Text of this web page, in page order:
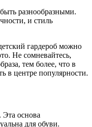
разнообразными.
и стиль
гардероб можно
Не сомневайтесь,
тем более, что в
в центре популярности.
основа
для обуви.